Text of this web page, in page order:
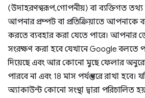
(উদাহরণস্বরূপ, গোপনীয়) বা ব্যক্তিগত তথ্য
আপনার প্রম্পট বা প্রতিক্রিয়াতে আপনাকে
করতে ব্যবহার করা যেতে পারে। আপনার
সংরক্ষণ করা হবে যেখানে Google বলতে
দিয়েছে এবং আর কোনো মুছে ফেলার
পারবে না এবং 18 মাস পর্যন্ত ধরে রাখা
অ্যাকাউন্ট কোনো সংস্থা দ্বারা পরিচালিত